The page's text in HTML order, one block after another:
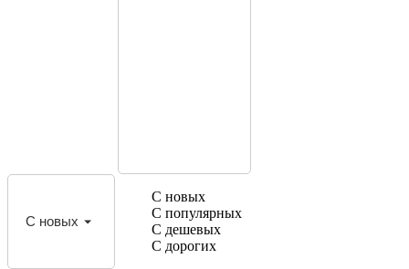
С новых
С новых
С популярных
С дешевых
С дорогих